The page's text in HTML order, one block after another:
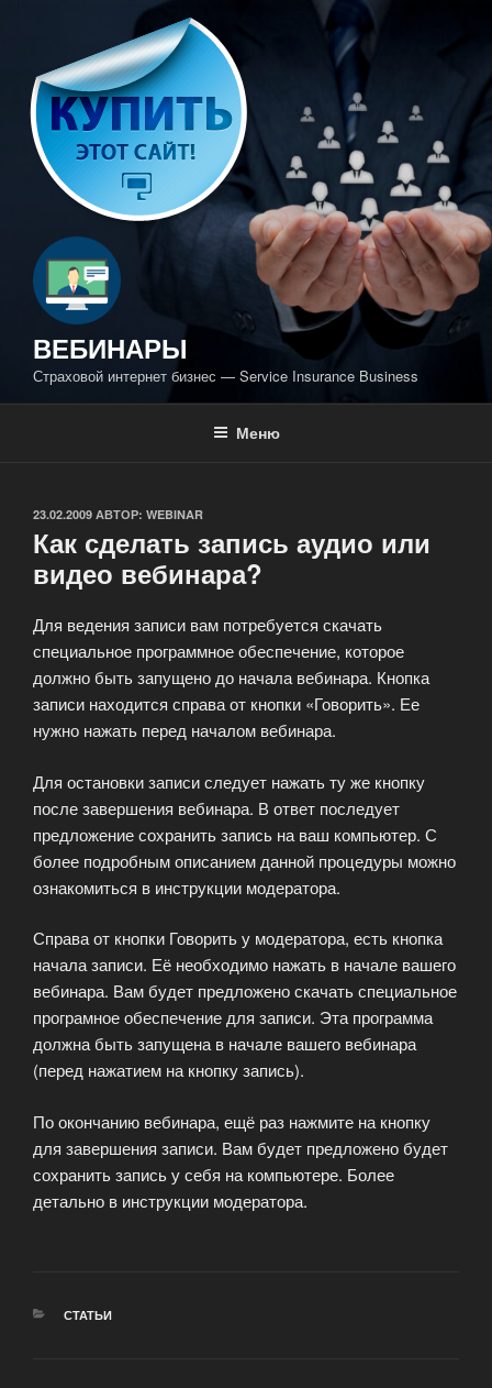
содержимому
ВЕБИНАРЫ
Страховой интернет бизнес — Service Insurance Business
Меню
ОПУБЛИКОВАНО
23.02.2009 АВТОР: WEBINAR
Как сделать запись аудио или
видео вебинара?
Для ведения записи вам потребуется скачать
специальное программное обеспечение, которое
должно быть запущено до начала вебинара. Кнопка
записи находится справа от кнопки «Говорить». Ее
нужно нажать перед началом вебинара.
Для остановки записи следует нажать ту же кнопку
после завершения вебинара. В ответ последует
предложение сохранить запись на ваш компьютер. С
более подробным описанием данной процедуры можно
ознакомиться в инструкции модератора.
Справа от кнопки Говорить у модератора, есть кнопка
начала записи. Её необходимо нажать в начале вашего
вебинара. Вам будет предложено скачать специальное
програмное обеспечение для записи. Эта программа
должна быть запущена в начале вашего вебинара
(перед нажатием на кнопку запись).
По окончанию вебинара, ещё раз нажмите на кнопку
для завершения записи. Вам будет предложено будет
сохранить запись у себя на компьютере. Более
детально в инструкции модератора.
РУБРИКИ
СТАТЬИ